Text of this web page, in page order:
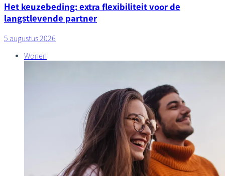
Het keuzebeding: extra flexibiliteit voor de
langstlevende partner
5 augustus 2026
Wonen